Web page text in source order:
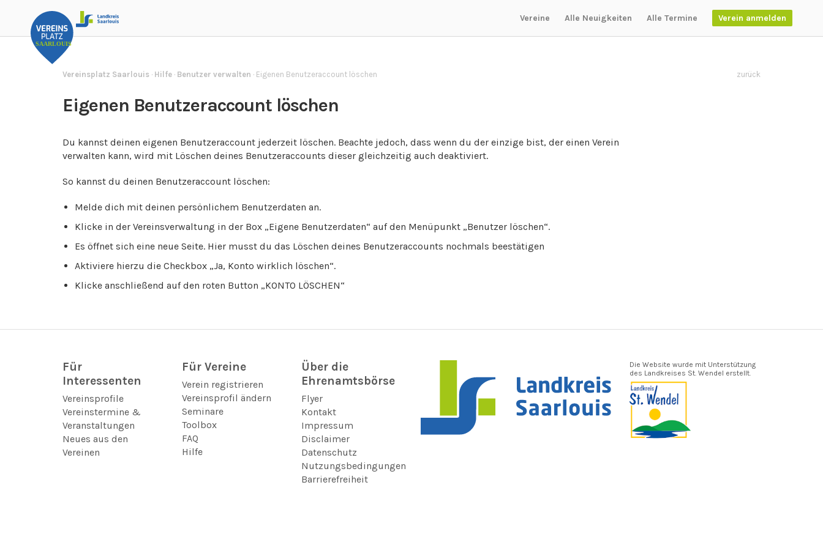
Vereine Alle Neuigkeiten Alle Termine Verein anmelden
Vereinsplatz Saarlouis · Hilfe · Benutzer verwalten · Eigenen Benutzeraccount löschen zurück
Eigenen Benutzeraccount löschen
Du kannst deinen eigenen Benutzeraccount jederzeit löschen. Beachte jedoch, dass wenn du der einzige bist, der einen Verein
verwalten kann, wird mit Löschen deines Benutzeraccounts dieser gleichzeitig auch deaktiviert.
So kannst du deinen Benutzeraccount löschen:
Melde dich mit deinen persönlichem Benutzerdaten an.
Klicke in der Vereinsverwaltung in der Box „Eigene Benutzerdaten“ auf den Menüpunkt „Benutzer löschen“.
Es öffnet sich eine neue Seite. Hier musst du das Löschen deines Benutzeraccounts nochmals beestätigen
Aktiviere hierzu die Checkbox „Ja, Konto wirklich löschen“.
Klicke anschließend auf den roten Button „KONTO LÖSCHEN“
Für
Interessenten
Vereinsprofile
Vereinstermine &
Veranstaltungen
Neues aus den
Vereinen
Für Vereine
Verein registrieren
Vereinsprofil ändern
Seminare
Toolbox
FAQ
Hilfe
Über die
Ehrenamtsbörse
Flyer
Kontakt
Impressum
Disclaimer
Datenschutz
Nutzungsbedingungen
Barrierefreiheit
Die Website wurde mit Unterstützung
des Landkreises St. Wendel erstellt.